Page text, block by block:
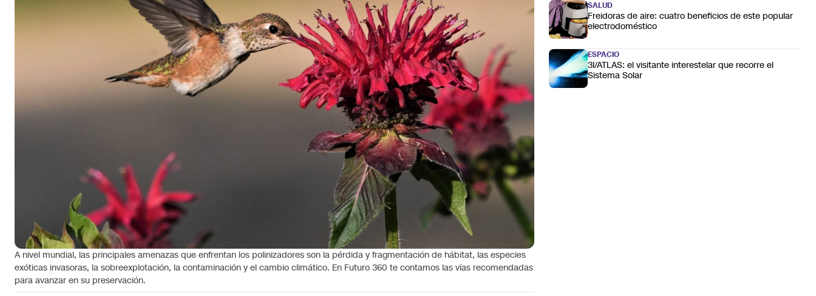
A nivel mundial, las principales amenazas que enfrentan los polinizadores son la pérdida y fragmentación de hábitat, las especies
exóticas invasoras, la sobreexplotación, la contaminación y el cambio climático. En Futuro 360 te contamos las vías recomendadas
para avanzar en su preservación.
SALUD
Freidoras de aire: cuatro beneficios de este popular
electrodoméstico
ESPACIO
3I/ATLAS: el visitante interestelar que recorre el
Sistema Solar